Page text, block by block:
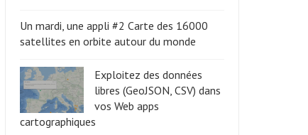
Un mardi, une appli #2 Carte des 16000
satellites en orbite autour du monde
Exploitez des données
libres (GeoJSON, CSV) dans
vos Web apps
cartographiques